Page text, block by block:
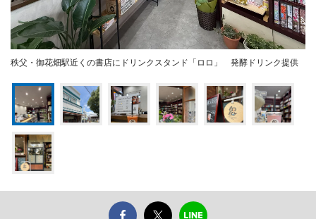
秩父・御花畑駅近くの書店にドリンクスタンド「ロロ」 発酵ドリンク提供